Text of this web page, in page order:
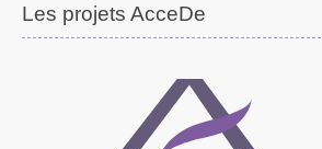
Les projets AcceDe